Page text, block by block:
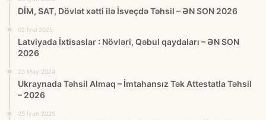
DİM, SAT, Dövlət xətti ilə İsveçdə Təhsil – ƏN SON 2026
02 İyul 2025
Latviyada İxtisaslar : Növləri, Qəbul qaydaları – ƏN SON
2026
23 May 2024
Ukraynada Təhsil Almaq – İmtahansız Tək Attestatla Təhsil
– 2026
25 İyun 2025